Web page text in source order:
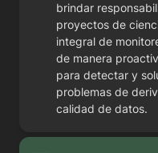
brindar
proyectos de
integral de
de manera
para detectar y
problemas de
calidad de datos.